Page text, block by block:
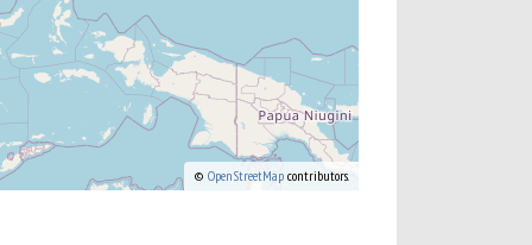
© OpenStreetMap contributors.